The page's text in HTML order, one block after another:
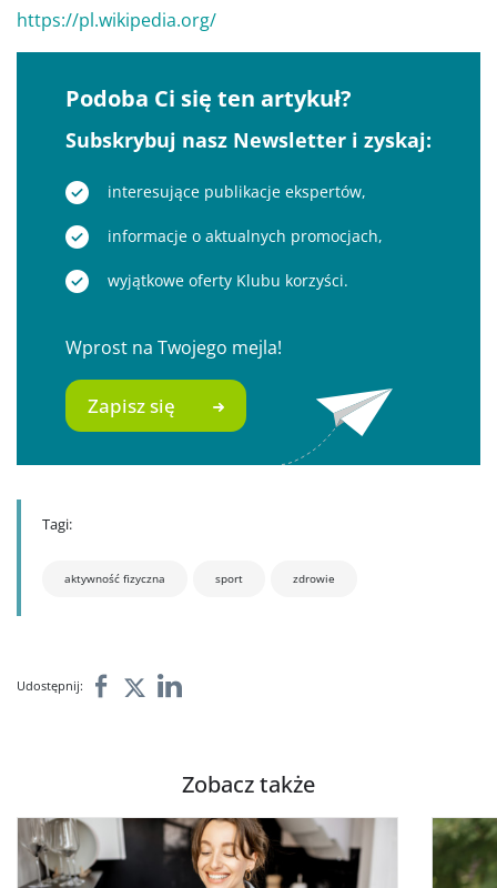
https://pl.wikipedia.org/
Podoba Ci się ten artykuł?
Subskrybuj nasz Newsletter i zyskaj:
interesujące publikacje ekspertów,
informacje o aktualnych promocjach,
wyjątkowe oferty Klubu korzyści.
Wprost na Twojego mejla!
Zapisz się
Tagi:
aktywność fizyczna sport zdrowie
Udostępnij:
Zobacz także